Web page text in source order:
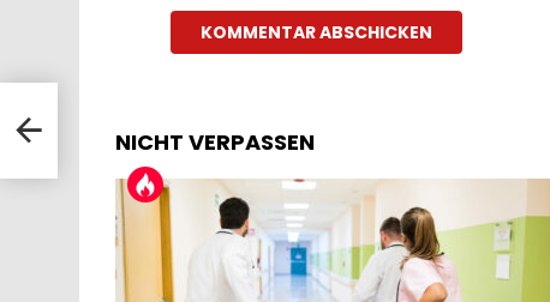
NICHT VERPASSEN